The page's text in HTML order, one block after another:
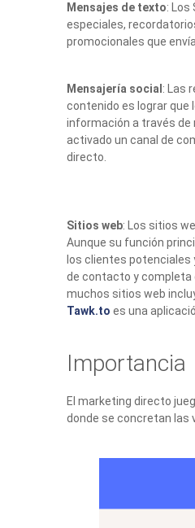
Mensajes de texto: Los
especiales,
promocionales que
Mensajería social : Las
contenido es lograr que
información a través de
activado un canal de
directo.
Sitios web: Los sitios
Aunque su función
los clientes potenciales
de contacto y completa
muchos sitios web
Tawk.to es una
Importancia
El marketing directo
donde se concretan las